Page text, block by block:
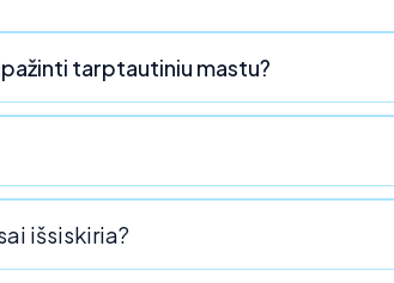
tarptautiniu mastu?
išsiskiria?